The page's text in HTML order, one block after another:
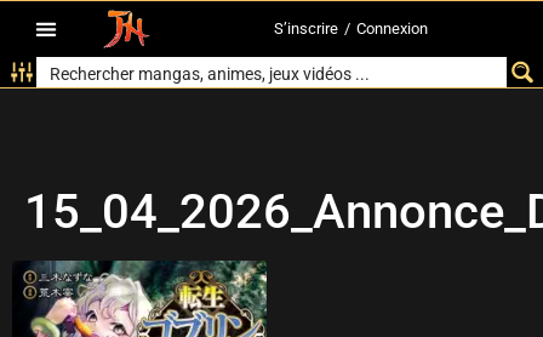
S’inscrire / Connexion